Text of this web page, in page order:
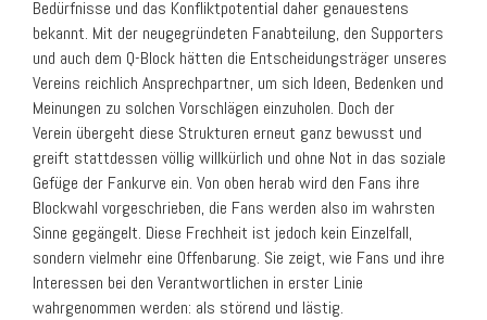
Bedürfnisse und das Konfliktpotential daher genauestens
bekannt. Mit der neugegründeten Fanabteilung, den Supporters
und auch dem Q-Block hätten die Entscheidungsträger unseres
Vereins reichlich Ansprechpartner, um sich Ideen, Bedenken und
Meinungen zu solchen Vorschlägen einzuholen. Doch der
Verein übergeht diese Strukturen erneut ganz bewusst und
greift stattdessen völlig willkürlich und ohne Not in das soziale
Gefüge der Fankurve ein. Von oben herab wird den Fans ihre
Blockwahl vorgeschrieben, die Fans werden also im wahrsten
Sinne gegängelt. Diese Frechheit ist jedoch kein Einzelfall,
sondern vielmehr eine Offenbarung. Sie zeigt, wie Fans und ihre
Interessen bei den Verantwortlichen in erster Linie
wahrgenommen werden: als störend und lästig.